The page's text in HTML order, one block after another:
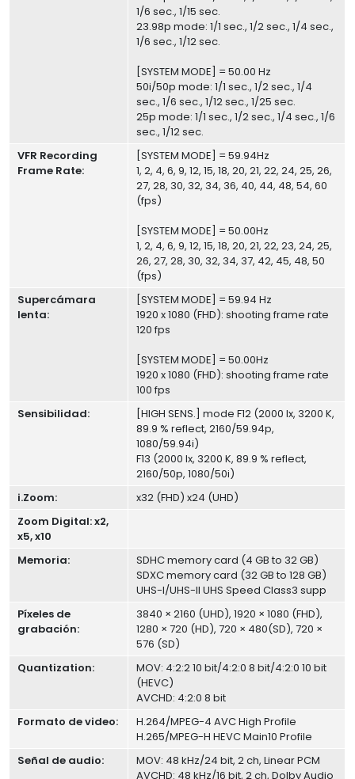
1/6 sec., 1/15 sec.
23.98p mode: 1/1 sec., 1/2 sec., 1/4 sec.,
1/6 sec., 1/12 sec.
[SYSTEM MODE] = 50.00 Hz
50i/50p mode: 1/1 sec., 1/2 sec., 1/4
sec., 1/6 sec., 1/12 sec., 1/25 sec.
25p mode: 1/1 sec., 1/2 sec., 1/4 sec., 1/6
sec., 1/12 sec.
VFR Recording
Frame Rate:
[SYSTEM MODE] = 59.94Hz
1, 2, 4, 6, 9, 12, 15, 18, 20, 21, 22, 24, 25, 26,
27, 28, 30, 32, 34, 36, 40, 44, 48, 54, 60
(fps)
[SYSTEM MODE] = 50.00Hz
1, 2, 4, 6, 9, 12, 15, 18, 20, 21, 22, 23, 24, 25,
26, 27, 28, 30, 32, 34, 37, 42, 45, 48, 50
(fps)
Supercámara
lenta:
[SYSTEM MODE] = 59.94 Hz
1920 x 1080 (FHD): shooting frame rate
120 fps
[SYSTEM MODE] = 50.00Hz
1920 x 1080 (FHD): shooting frame rate
100 fps
Sensibilidad:
[HIGH SENS.] mode F12 (2000 lx, 3200 K,
89.9 % reflect, 2160/59.94p,
1080/59.94i)
F13 (2000 lx, 3200 K, 89.9 % reflect,
2160/50p, 1080/50i)
i.Zoom:
x32 (FHD) x24 (UHD)
Zoom Digital: x2,
x5, x10
Memoria:
SDHC memory card (4 GB to 32 GB)
SDXC memory card (32 GB to 128 GB)
UHS-I/UHS-II UHS Speed Class3 supp
Píxeles de
grabación:
3840 × 2160 (UHD), 1920 × 1080 (FHD),
1280 × 720 (HD), 720 × 480(SD), 720 ×
576 (SD)
Quantization:
MOV: 4:2:2 10 bit/4:2:0 8 bit/4:2:0 10 bit
(HEVC)
AVCHD: 4:2:0 8 bit
Formato de video:
H.264/MPEG-4 AVC High Profile
H.265/MPEG-H HEVC Main10 Profile
Señal de audio:
MOV: 48 kHz/24 bit, 2 ch, Linear PCM
AVCHD: 48 kHz/16 bit, 2 ch, Dolby Audio